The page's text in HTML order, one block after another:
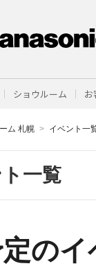
ショウルーム お
ム 札幌 イベント一
一覧
のイ